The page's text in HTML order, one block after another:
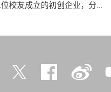
校友成立的初创企业，分...
Twitter Facebook微